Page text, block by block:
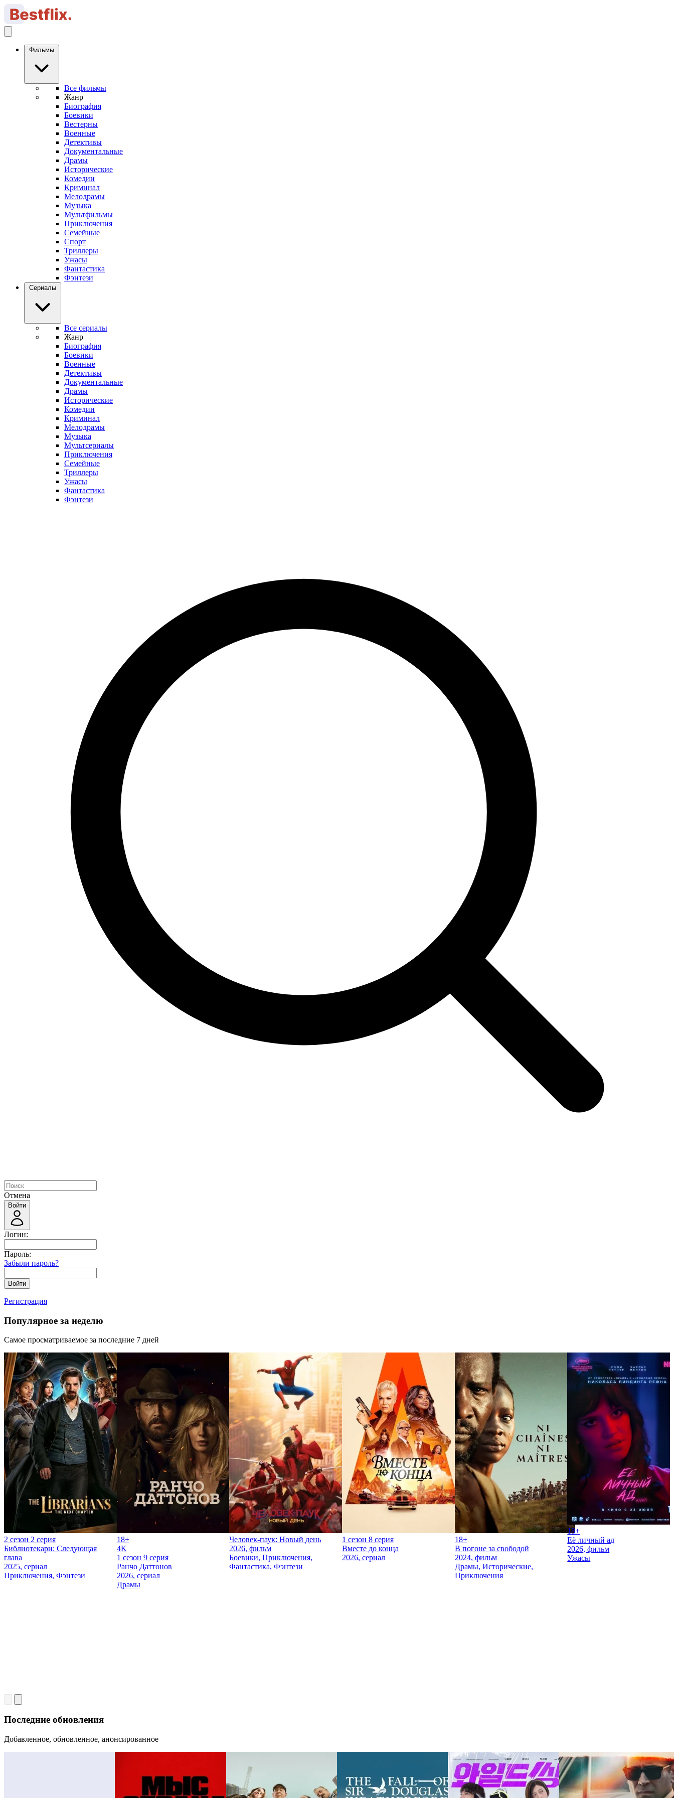
Фильмы
Все фильмы
Жанр
Биография
Боевики
Вестерны
Военные
Детективы
Документальные
Драмы
Исторические
Комедии
Криминал
Мелодрамы
Музыка
Мультфильмы
Приключения
Семейные
Спорт
Триллеры
Ужасы
Фантастика
Фэнтези
Сериалы
Все сериалы
Жанр
Биография
Боевики
Военные
Детективы
Документальные
Драмы
Исторические
Комедии
Криминал
Мелодрамы
Музыка
Мультсериалы
Приключения
Семейные
Триллеры
Ужасы
Фантастика
Фэнтези
Отмена
Войти
Логин:
Пароль:
Забыли пароль?
Войти
Регистрация
Популярное за неделю
Самое просматриваемое за последние 7 дней
2 сезон 2 серия
Библиотекари: Следующая
глава
2025, сериал
Приключения, Фэнтези
18+
4K
1 сезон 9 серия
Ранчо Даттонов
2026, сериал
Драмы
Человек-паук: Новый день
2026, фильм
Боевики, Приключения,
Фантастика, Фэнтези
1 сезон 8 серия
Вместе до конца
2026, сериал
18+
В погоне за свободой
2024, фильм
Драмы, Исторические,
Приключения
18+
Её личный ад
2026, фильм
Ужасы
Последние обновления
Добавленное, обновленное, анонсированное